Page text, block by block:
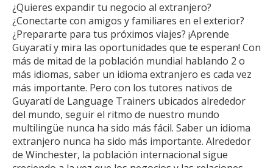
¿Quieres expandir tu negocio al extranjero?
¿Conectarte con amigos y familiares en el exterior?
¿Prepararte para tus próximos viajes? ¡Aprende
Guyaratí y mira las oportunidades que te esperan! Con
más de mitad de la población mundial hablando 2 o
más idiomas, saber un idioma extranjero es cada vez
más importante. Pero con los tutores nativos de
Guyaratí de Language Trainers ubicados alrededor
del mundo, seguir el ritmo de nuestro mundo
multilingüe nunca ha sido más fácil. Saber un idioma
extranjero nunca ha sido más importante. Alrededor
de Winchester, la población internacional sigue